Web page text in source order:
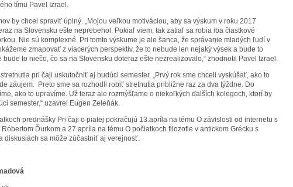
tímu Pavel Izrael.
by chcel spraviť úplný. „Mojou veľkou motiváciou, aby sa výskum v roku 2017
na Slovensku ešte neprebehol. Pokiaľ viem, tak zatiaľ sa robia iba čiastkové
Nie sú komplexné. Pri tomto výskume je ale šanca, že správanie mladých ľudí v
zmapovať z viacerých perspektív, že to nebude len nejaký výsek a bude to
bude to niečo, čo sa na Slovensku doteraz ešte nezrealizovalo,“ zhodnotil Pavel Izrael.
pri čaji uskutočniť aj budúci semester. „Prvý rok sme chceli vyskúšať, ako to
záujem. Preto sme sa rozhodli robiť stretnutia približne raz za dva týždne. Do
ako to upravíme. Už teraz ale rozmýšľame o niekoľkých ďalších kolegoch, ktorí by
semester,“ uzavrel Eugen Zeleňák.
prednášky Pri čaji o piatej pokračujú 13.apríla na tému O závislosti od internetu s
Ďurkom a 27.apríla na tému O počiatkoch filozofie v antickom Grécku s
diskusiách sa môže zúčastniť aj verejnosť.